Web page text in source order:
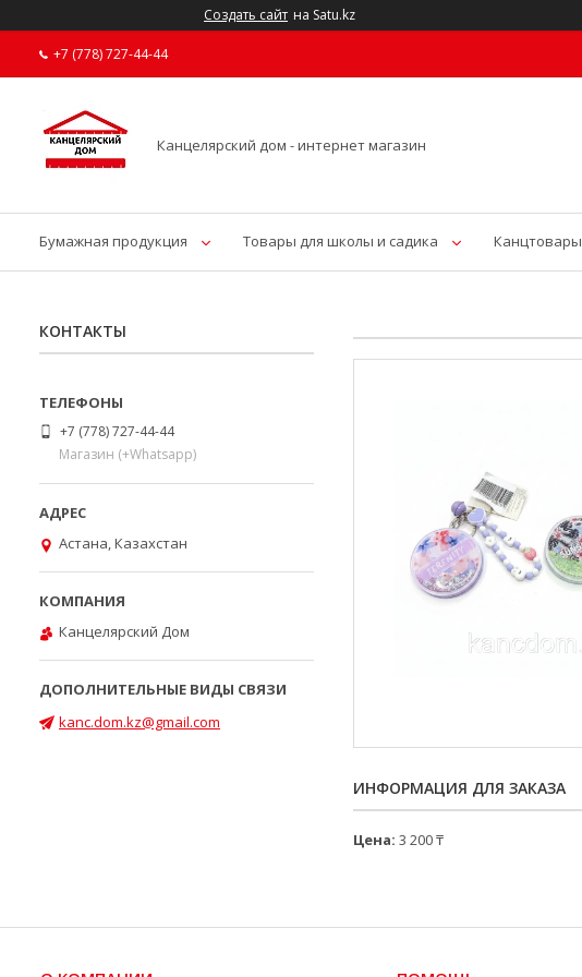
Создать сайт на Satu.kz
+7 (778) 727-44-44
Канцелярский дом - интернет магазин
Бумажная продукция Товары для школы и садика Канцтовары
ИНФОРМАЦИЯ ДЛЯ ЗАКАЗА
Цена: 3 200 ₸
КОНТАКТЫ
+7 (778) 727-44-44
Магазин (+Whatsapp)
Астана, Казахстан
Канцелярский Дом
kanc.dom.kz@gmail.com